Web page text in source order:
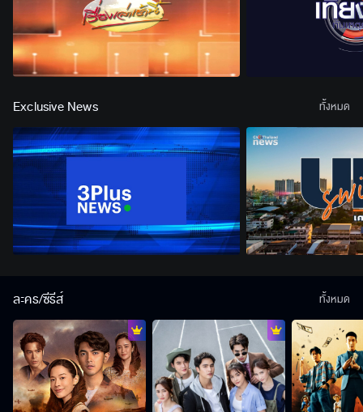
Exclusive News ทั้งหมด
ละคร/ซีรีส์ ทั้งหมด